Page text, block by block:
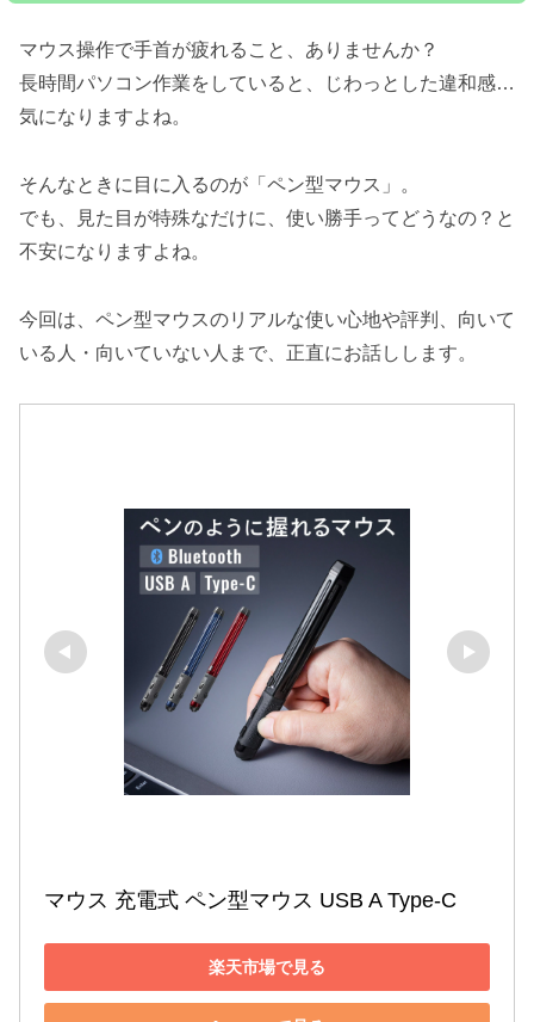
マウス操作で手首が疲れること、ありませんか？
長時間パソコン作業をしていると、じわっとした違和感…
気になりますよね。
そんなときに目に入るのが「ペン型マウス」。
でも、見た目が特殊なだけに、使い勝手ってどうなの？と
不安になりますよね。
今回は、ペン型マウスのリアルな使い心地や評判、向いて
いる人・向いていない人まで、正直にお話しします。
マウス 充電式 ペン型マウス USB A Type-C
楽天市場で見る